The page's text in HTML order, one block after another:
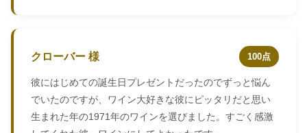
クローバー 様 100点
彼にはじめての誕生日プレゼントだったのでずっと悩ん
でいたのですが、ワイン大好きな彼にピッタリだと思い
生まれた年の1971年のワインを選びました。すごく感激